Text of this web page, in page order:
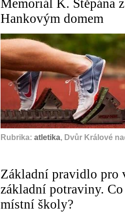
Memoriál K. Štěpána
Hankovým domem
Rubrika: atletika, Dvůr Králové
Základní pravidlo
základní potraviny.
místní školy?